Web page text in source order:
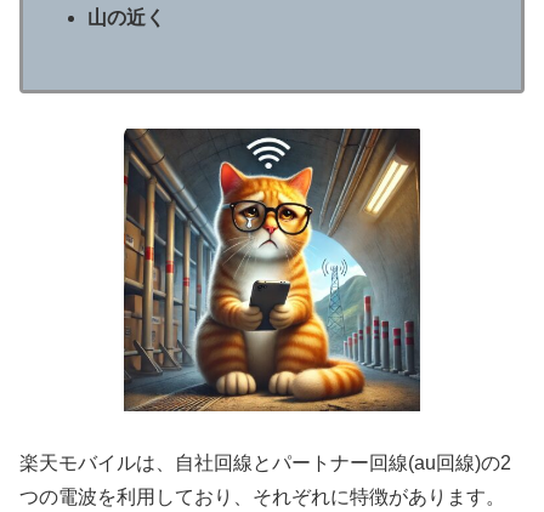
山の近く
楽天モバイルは、自社回線とパートナー回線(au回線)の2
つの電波を利用しており、それぞれに特徴があります。